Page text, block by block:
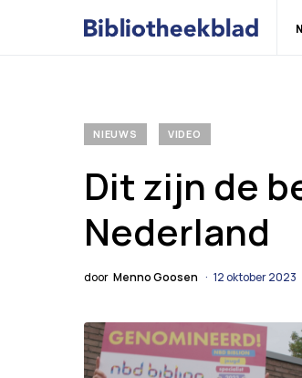
NIEUWS VIDEO
Dit zijn de
Nederland
door Menno Goosen 12 oktober 2023